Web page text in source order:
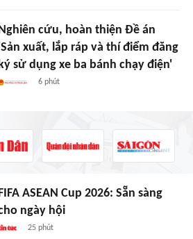
cứu, hoàn thiện Đề án
xuất, lắp ráp và thí điểm đăng
sử dụng xe ba bánh chạy điện'
6 phút
ASEAN Cup 2026: Sẵn sàng
ngày hội
25 phút